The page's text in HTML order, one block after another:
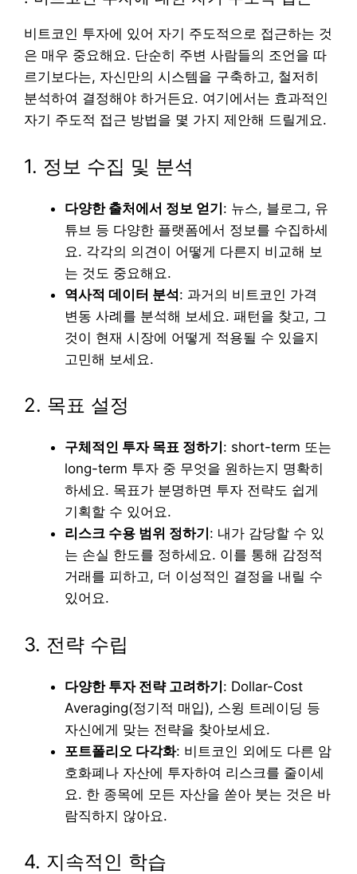
비트코인 투자에 있어 자기 주도적으로 접근하는 것
은 매우 중요해요. 단순히 주변 사람들의 조언을 따
르기보다는, 자신만의 시스템을 구축하고, 철저히
분석하여 결정해야 하거든요. 여기에서는 효과적인
자기 주도적 접근 방법을 몇 가지 제안해 드릴게요.
1. 정보 수집 및 분석
다양한 출처에서 정보 얻기: 뉴스, 블로그, 유
튜브 등 다양한 플랫폼에서 정보를 수집하세
요. 각각의 의견이 어떻게 다른지 비교해 보
는 것도 중요해요.
역사적 데이터 분석: 과거의 비트코인 가격
변동 사례를 분석해 보세요. 패턴을 찾고, 그
것이 현재 시장에 어떻게 적용될 수 있을지
고민해 보세요.
2. 목표 설정
구체적인 투자 목표 정하기 : short-term 또는
long-term 투자 중 무엇을 원하는지 명확히
하세요. 목표가 분명하면 투자 전략도 쉽게
기획할 수 있어요.
리스크 수용 범위 정하기 : 내가 감당할 수 있
는 손실 한도를 정하세요. 이를 통해 감정적
거래를 피하고, 더 이성적인 결정을 내릴 수
있어요.
3. 전략 수립
다양한 투자 전략 고려하기: Dollar-Cost
Averaging(정기적 매입), 스윙 트레이딩 등
자신에게 맞는 전략을 찾아보세요.
포트폴리오 다각화: 비트코인 외에도 다른 암
호화폐나 자산에 투자하여 리스크를 줄이세
요. 한 종목에 모든 자산을 쏟아 붓는 것은 바
람직하지 않아요.
4. 지속적인 학습